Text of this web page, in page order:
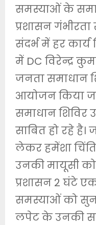
समस्याओं के
प्रशासन गंभीरता
संदर्भ में हर
में DC विरेन्द्र
जनता समाधान
आयोजन किया
समाधान शिविर
साबित हो रहे
लेकर हमेंशा
उनकी मायूसी
प्रशासन 2 घंटे
समस्याओं को
लपेट के उनकी